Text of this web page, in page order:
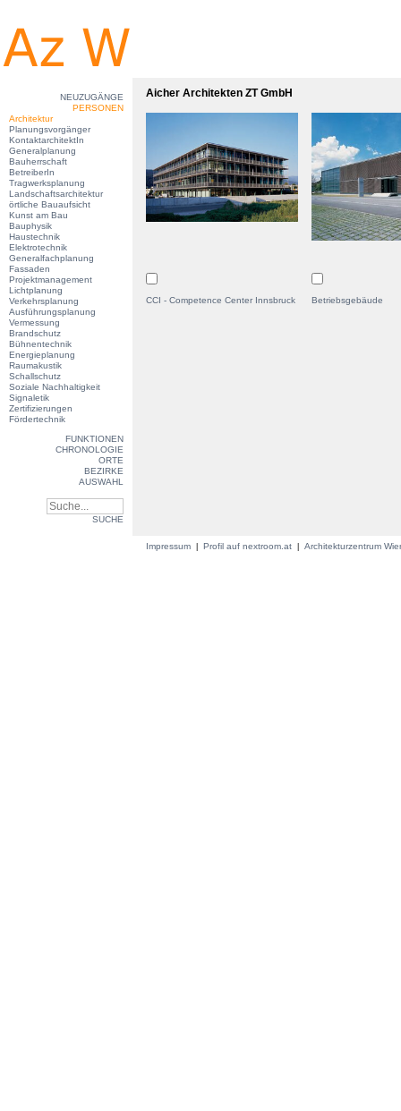
NEUZUGÄNGE
PERSONEN
Architektur
Planungsvorgänger
KontaktarchitektIn
Generalplanung
Bauherrschaft
BetreiberIn
Tragwerksplanung
Landschaftsarchitektur
örtliche Bauaufsicht
Kunst am Bau
Bauphysik
Haustechnik
Elektrotechnik
Generalfachplanung
Fassaden
Projektmanagement
Lichtplanung
Verkehrsplanung
Ausführungsplanung
Vermessung
Brandschutz
Bühnentechnik
Energieplanung
Raumakustik
Schallschutz
Soziale Nachhaltigkeit
Signaletik
Zertifizierungen
Fördertechnik
FUNKTIONEN
CHRONOLOGIE
ORTE
BEZIRKE
AUSWAHL
SUCHE
Aicher Architekten ZT GmbH
CCI - Competence Center Innsbruck Betriebsgebäude
Impressum Profil auf nextroom.at Architekturzentrum